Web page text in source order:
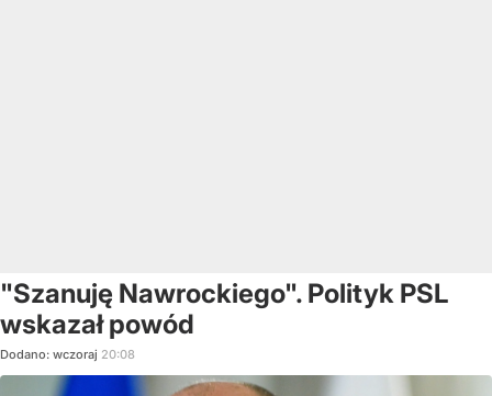
"Szanuję Nawrockiego". Polityk PSL
wskazał powód
Dodano: wczoraj 20:08